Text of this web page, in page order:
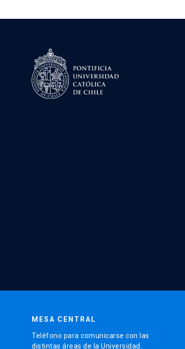
MESA CENTRAL
Teléfono para comunicarse con las
distintas áreas de la Universidad.